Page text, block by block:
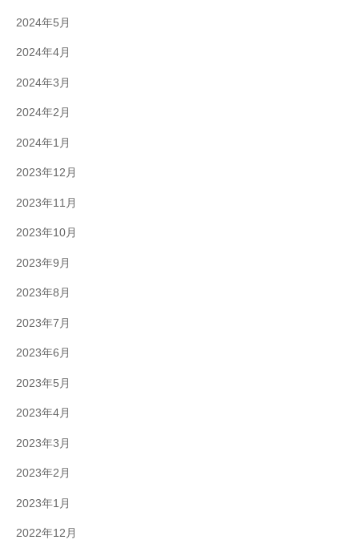
2024年5月
2024年4月
2024年3月
2024年2月
2024年1月
2023年12月
2023年11月
2023年10月
2023年9月
2023年8月
2023年7月
2023年6月
2023年5月
2023年4月
2023年3月
2023年2月
2023年1月
2022年12月